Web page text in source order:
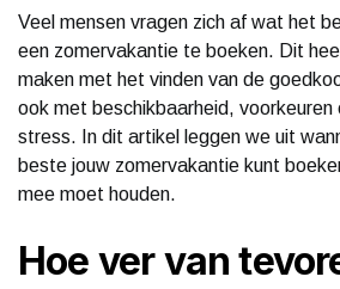
Veel mensen vragen zich af wat het
een zomervakantie te boeken. Dit
maken met het vinden van de
ook met beschikbaarheid, voorkeuren
stress. In dit artikel leggen we uit
beste jouw zomervakantie kunt
mee moet houden.
Hoe ver van